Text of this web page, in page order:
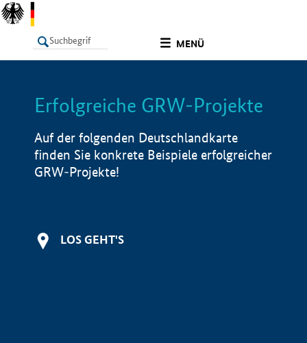
MENÜ
LISTE Info
Erfolgreiche GRW-Projekte
Auf der folgenden Deutschlandkarte
finden Sie konkrete Beispiele erfolgreicher
GRW-Projekte!
LOS GEHT'S